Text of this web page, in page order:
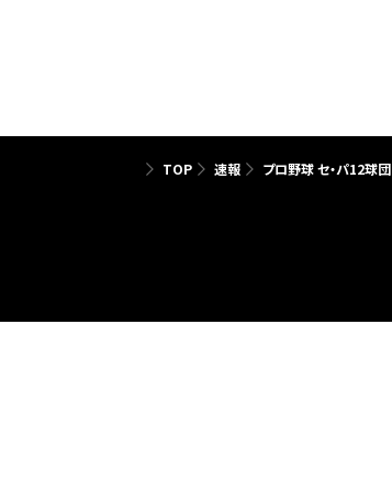
TOP 速報 プロ野球 セ・パ12球団